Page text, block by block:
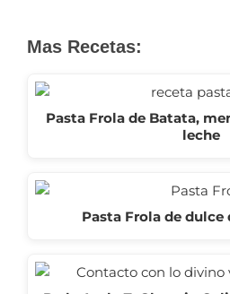
Mas Recetas:
Pasta Frola de Batata,
leche
Pasta Frola de